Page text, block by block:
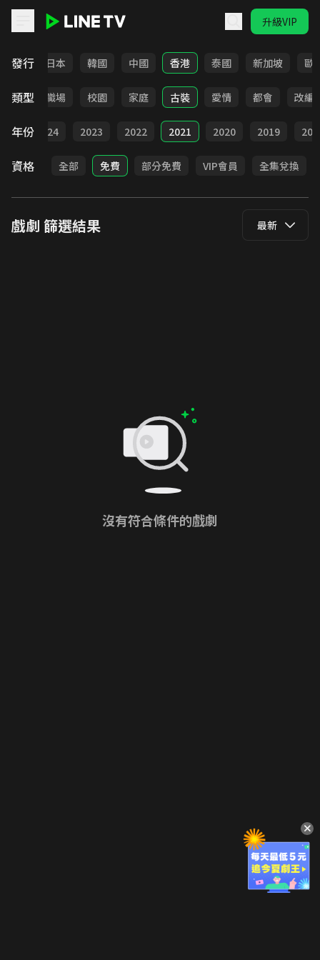
升級VIP
發行
台灣 日本 韓國 中國 香港 泰國 新加坡 歐
類型
全部 職場 校園 家庭 古裝 愛情 都會 改編
年份 2024 2023 2022 2021 2020 2019
資格 全部 免費 部分免費 VIP會員 全集兌換
戲劇 篩選結果 最新
沒有符合條件的戲劇